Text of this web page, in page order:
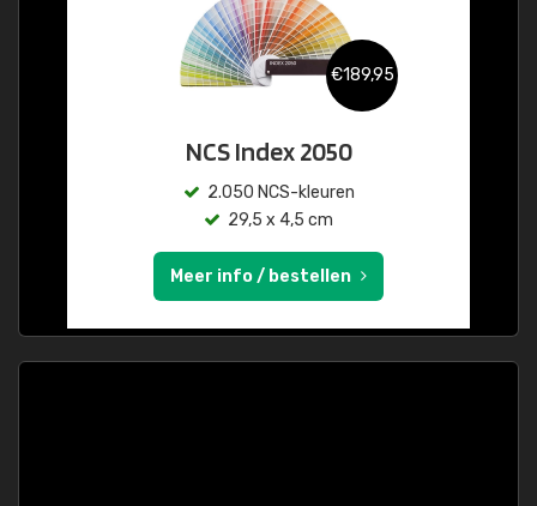
€189,95
NCS Index 2050
2.050 NCS-kleuren
29,5 x 4,5 cm
Meer info / bestellen